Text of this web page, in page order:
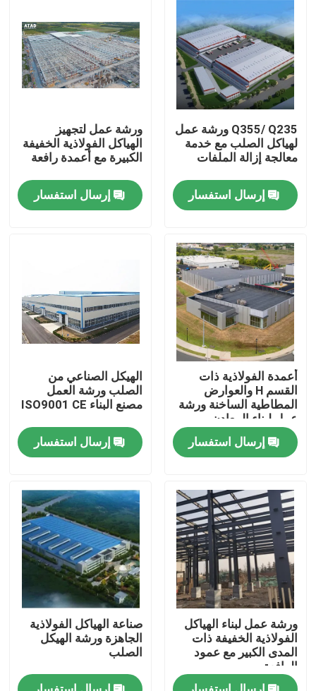
بيت
منتجات
أشرطة فيديو
معلومات عنا
جولة في المعمل
رقابة جودة
اطلب اقتباس
مستودع الهيكل الصلب
ورشة الهياكل الفولاذية
هيكل فولاذي خفيف الوزن
Q355/ Q235 ورشة عمل
لهياكل الصلب مع خدمة
معالجة إزالة الملفات
إرسال استفسار
ورشة عمل لتجهيز
الهياكل الفولاذية الخفيفة
الكبيرة مع أعمدة رافعة
إرسال استفسار
أعمدة الفولاذية ذات
القسم H والعوارض
المطاطية الساخنة ورشة
عمل لبناء المعادن
إرسال استفسار
الهيكل الصناعي من
الصلب ورشة العمل
مصنع البناء ISO9001 CE
إرسال استفسار
ورشة عمل لبناء الهياكل
الفولاذية الخفيفة ذات
المدى الكبير مع عمود
الرافعة
صناعة الهياكل الفولاذية
الجاهزة ورشة الهيكل
الصلب